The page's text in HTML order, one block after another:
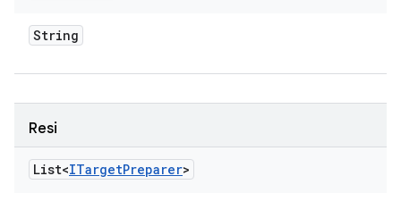
String
Resi
List<ITargetPreparer>